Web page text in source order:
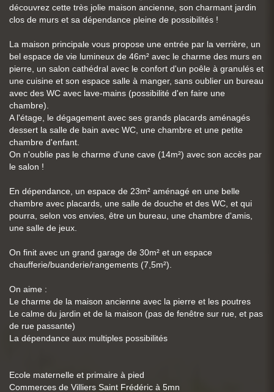
découvrez cette très jolie maison ancienne, son charmant jardin
clos de murs et sa dépendance pleine de possibilités !
La maison principale vous propose une entrée par la verrière, un
bel espace de vie lumineux de 46m² avec le charme des murs en
pierre, un salon cathédral avec le confort d'un poêle à granulés et
une cuisine et son espace salle à manger, sans oublier un bureau
avec des WC avec lave-mains (possibilité d'en faire une
chambre).
A l'étage, le dégagement avec ses grands placards aménagés
dessert la salle de bain avec WC, une chambre et une petite
chambre d'enfant.
On n'oublie pas le charme d'une cave (14m²) avec son accès par
le salon !
En dépendance, un espace de 23m² aménagé en une belle
chambre avec placards, une salle de douche et des WC, et qui
pourra, selon vos envies, être un bureau, une chambre d'amis,
une salle de jeux.
On finit avec un grand garage de 30m² et un espace
chaufferie/buanderie/rangements (7,5m²).
On aime :
Le charme de la maison ancienne avec la pierre et les poutres
Le calme du jardin et de la maison (pas de fenêtre sur rue, et pas
de rue passante)
La dépendance aux multiples possibilités
Ecole maternelle et primaire à pied
Commerces de Villiers Saint Frédéric à 5mn